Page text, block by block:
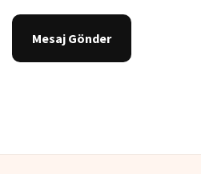
Mesaj Gönder